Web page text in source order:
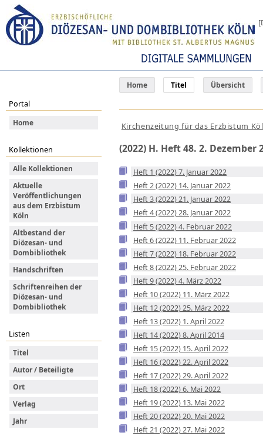
Home Titel Übersicht
Portal
Home
Kollektionen
Alle Kollektionen
Aktuelle
Veröffentlichungen
aus dem Erzbistum
Köln
Altbestand der
Diözesan- und
Dombibliothek
Handschriften
Schriftenreihen der
Diözesan- und
Dombibliothek
Listen
Titel
Autor / Beteiligte
Ort
Verlag
Jahr
Kirchenzeitung für das Erzbistum
(2022) H. Heft 48. 2. Dezember
Heft 1 (2022) 7. Januar 2022
Heft 2 (2022) 14. Januar 2022
Heft 3 (2022) 21. Januar 2022
Heft 4 (2022) 28. Januar 2022
Heft 5 (2022) 4. Februar 2022
Heft 6 (2022) 11. Februar 2022
Heft 7 (2022) 18. Februar 2022
Heft 8 (2022) 25. Februar 2022
Heft 9 (2022) 4. März 2022
Heft 10 (2022) 11. März 2022
Heft 12 (2022) 25. März 2022
Heft 13 (2022) 1. April 2022
Heft 14 (2022) 8. April 2014
Heft 15 (2022) 15. April 2022
Heft 16 (2022) 22. April 2022
Heft 17 (2022) 29. April 2022
Heft 18 (2022) 6. Mai 2022
Heft 19 (2022) 13. Mai 2022
Heft 20 (2022) 20. Mai 2022
Heft 21 (2022) 27. Mai 2022